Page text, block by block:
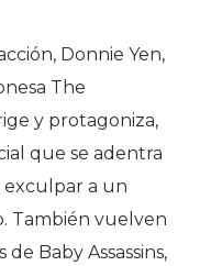
Donnie Yen,
The
y protagoniza,
que se adentra
a un
También vuelven
de Baby Assassins,